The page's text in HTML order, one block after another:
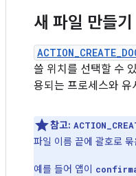
새 파일 만들기
쓸 위치를 선택할 수
용되는 프로세스와 유
참고:
파일 이름 끝에 괄호로
예를 들어 앱이